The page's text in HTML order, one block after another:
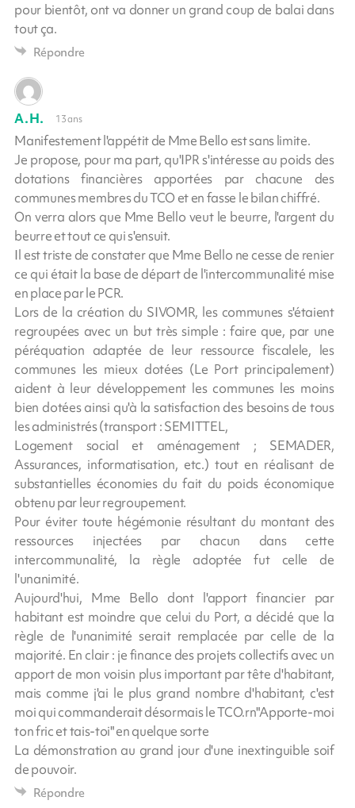
pour bientôt, ont va donner un grand coup de balai dans
tout ça.
Répondre
A.H. 13 ans
Manifestement l'appétit de Mme Bello est sans limite.
Je propose, pour ma part, qu'IPR s'intéresse au poids des
dotations financières apportées par chacune des
communes membres du TCO et en fasse le bilan chiffré.
On verra alors que Mme Bello veut le beurre, l'argent du
beurre et tout ce qui s'ensuit.
Il est triste de constater que Mme Bello ne cesse de renier
ce qui était la base de départ de l'intercommunalité mise
en place par le PCR.
Lors de la création du SIVOMR, les communes s'étaient
regroupées avec un but très simple : faire que, par une
péréquation adaptée de leur ressource fiscalele, les
communes les mieux dotées (Le Port principalement)
aident à leur développement les communes les moins
bien dotées ainsi qu'à la satisfaction des besoins de tous
les administrés (transport : SEMITTEL,
Logement social et aménagement ; SEMADER,
Assurances, informatisation, etc.) tout en réalisant de
substantielles économies du fait du poids économique
obtenu par leur regroupement.
Pour éviter toute hégémonie résultant du montant des
ressources injectées par chacun dans cette
intercommunalité, la règle adoptée fut celle de
l'unanimité.
Aujourd'hui, Mme Bello dont l'apport financier par
habitant est moindre que celui du Port, a décidé que la
règle de l'unanimité serait remplacée par celle de la
majorité. En clair : je finance des projets collectifs avec un
apport de mon voisin plus important par tête d'habitant,
mais comme j'ai le plus grand nombre d'habitant, c'est
moi qui commanderait désormais le TCO.rn"Apporte-moi
ton fric et tais-toi" en quelque sorte
La démonstration au grand jour d'une inextinguible soif
de pouvoir.
Répondre